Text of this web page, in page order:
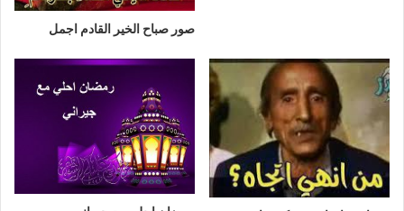
صور صباح الخير القادم اجمل